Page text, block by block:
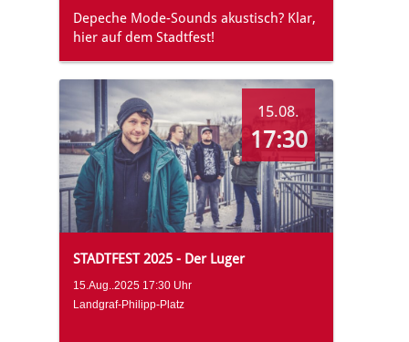
Depeche Mode-Sounds akustisch? Klar,
hier auf dem Stadtfest!
15.08.
17:30
STADTFEST 2025 - Der Luger
15.Aug..2025 17:30 Uhr
Landgraf-Philipp-Platz